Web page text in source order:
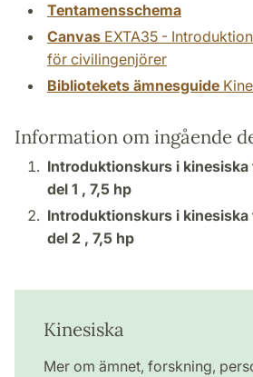
Tentamensschema
Canvas EXTA35 -
för civilingenjörer
Bibliotekets ämnesguide
Information om ingående
Introduktionskurs i
del 1 , 7,5 hp
Introduktionskurs i
del 2 , 7,5 hp
Kinesiska
Mer om ämnet, forskning,